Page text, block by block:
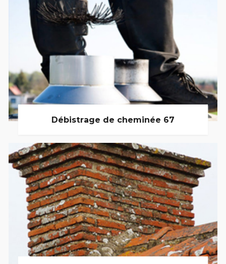
Débistrage de cheminée 67